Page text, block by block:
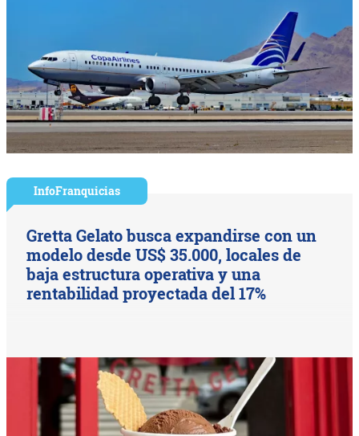
InfoFranquicias
Gretta Gelato busca expandirse con un
modelo desde US$ 35.000, locales de
baja estructura operativa y una
rentabilidad proyectada del 17%